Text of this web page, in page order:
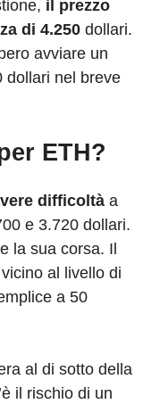
il prezzo
di 4.250 dollari.
avviare un
dollari nel breve
ETH?
difficoltà a
e 3.720 dollari.
la sua corsa. Il
al livello di
a 50
al di sotto della
il rischio di un